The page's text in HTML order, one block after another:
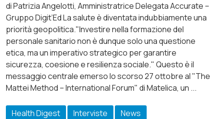
di Patrizia Angelotti, Amministratrice Delegata Accurate –
Gruppo Digit’Ed La salute è diventata indubbiamente una
priorità geopolitica."Investire nella formazione del
personale sanitario non è dunque solo una questione
etica, ma un imperativo strategico per garantire
sicurezza, coesione e resilienza sociale." Questo è il
messaggio centrale emerso lo scorso 27 ottobre al "The
Mattei Method – International Forum" di Matelica, un ...
Health Digest Interviste News